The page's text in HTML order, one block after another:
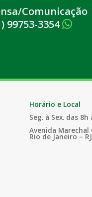
Comunicação
99753-3354
Horário e Local
Seg. à Sex. das 8h
Avenida Marechal
Rio de Janeiro –